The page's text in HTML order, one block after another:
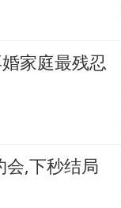
家庭最残忍
会,下秒结局